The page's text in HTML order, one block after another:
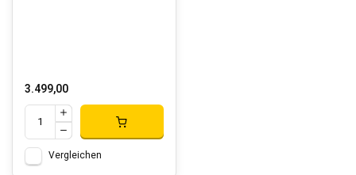
3.499,00
Vergleichen